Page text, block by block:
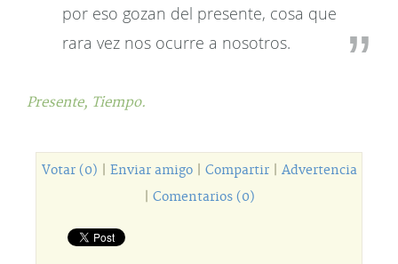
por eso gozan del presente, cosa que
rara vez nos ocurre a nosotros.
Presente, Tiempo.
Votar (0) Enviar amigo| Compartir| Advertencia
Comentarios (0)